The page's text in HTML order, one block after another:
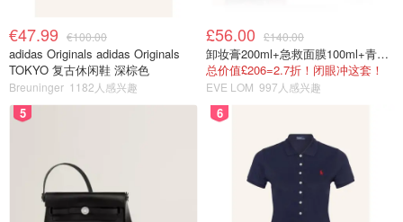
€47.99 €100.00
adidas Originals adidas Originals
TOKYO 复古休闲鞋 深棕色
Breuninger 1182人感兴趣
£56.00 £140.00
卸妆膏200ml+急救面膜100ml+青春面霜15ml
总价值£206=2.7折！闭眼冲这套！
EVE LOM 997人感兴趣
5 6